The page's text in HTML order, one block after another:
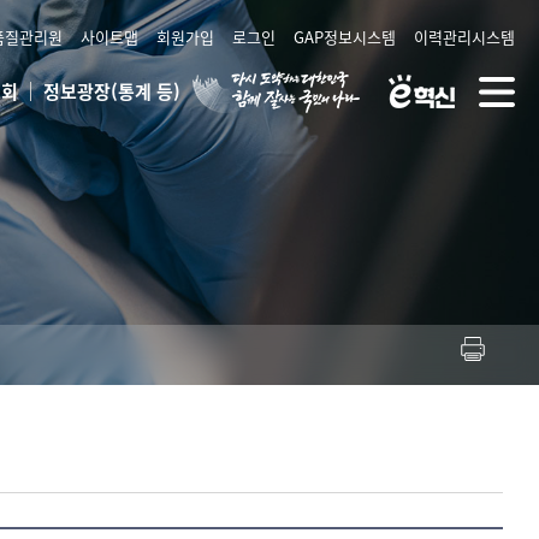
질관리원 사이트맵 회원가입 로그인 GAP정보시스템 이력관리시스템
상
단
정보광장(통계 등) 대
한
민
국
정
부
누
집
혁
신
전
체